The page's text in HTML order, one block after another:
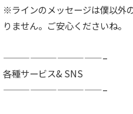
※ラインのメッセージは僕以外
りません。ご安心くださいね。
———————————–
各種サービス& SNS
———————————–